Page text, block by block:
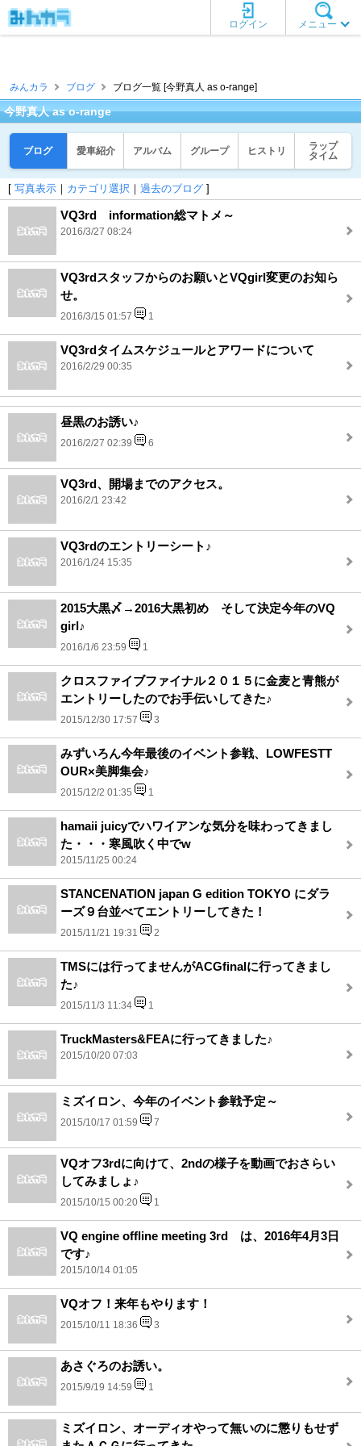
メニュー
ログイン
みんカラ ブログ ブログ一覧 [今野真人 as o-range]
今野真人 as o-range
ブログ 愛車紹介 アルバム グループ ヒストリ
ラップ
タイム
[ 写真表示 ｜ カテゴリ選択 ｜ 過去のブログ ]
VQ3rd information総マトメ～
2016/3/27 08:24
VQ3rdスタッフからのお願いとVQgirl変更のお知ら
せ。
2016/3/15 01:57 1
VQ3rdタイムスケジュールとアワードについて
2016/2/29 00:35
昼黒のお誘い♪
2016/2/27 02:39 6
VQ3rd、開場までのアクセス。
2016/2/1 23:42
VQ3rdのエントリーシート♪
2016/1/24 15:35
2015大黒〆→2016大黒初め そして決定今年のVQ
girl♪
2016/1/6 23:59 1
クロスファイブファイナル２０１５に金麦と青熊が
エントリーしたのでお手伝いしてきた♪
2015/12/30 17:57 3
みずいろん今年最後のイベント参戦、LOWFESTT
OUR×美脚集会♪
2015/12/2 01:35 1
hamaii juicyでハワイアンな気分を味わってきまし
た・・・寒風吹く中でw
2015/11/25 00:24
STANCENATION japan G edition TOKYO にダラ
ーズ９台並べてエントリーしてきた！
2015/11/21 19:31 2
TMSには行ってませんがACGfinalに行ってきまし
た♪
2015/11/3 11:34 1
TruckMasters&FEAに行ってきました♪
2015/10/20 07:03
ミズイロン、今年のイベント参戦予定～
2015/10/17 01:59 7
VQオフ3rdに向けて、2ndの様子を動画でおさらい
してみましょ♪
2015/10/15 00:20 1
VQ engine offline meeting 3rd は、2016年4月3日
です♪
2015/10/14 01:05
VQオフ！来年もやります！
2015/10/11 18:36 3
あさぐろのお誘い。
2015/9/19 14:59 1
ミズイロン、オーディオやって無いのに懲りもせず